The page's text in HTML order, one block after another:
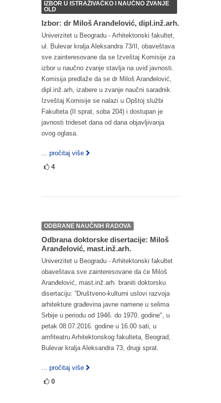
IZBOR U ISTRAŽIVAČKO I NAUČNO ZVANJE
OLD
Izbor: dr Miloš Aranđelović, dipl.inž.arh.
Univerzitet u Beogradu - Arhitektonski fakultet,
ul. Bulevar kralja Aleksandra 73/II, obaveštava
sve zainteresovane da se Izveštaj Komisije za
izbor u naučno zvanje stavlja na uvid javnosti.
Komisija predlaže da se dr Miloš Aranđelović,
dipl.inž.arh, izabere u zvanje naučni saradnik.
Izveštaj Komisije se nalazi u Opštoj službi
Fakulteta (II sprat, soba 204) i dostupan je
javnosti trideset dana od dana objavljivanja
ovog oglasa.
... pročitaj više
4
ODBRANE NAUČNIH RADOVA
Odbrana doktorske disertacije: Miloš
Aranđelović, mast.inž.arh.
Univerzitet u Beogradu - Arhitektonski fakultet
obaveštava sve zainteresovane da će Miloš
Aranđelović, mast.inž.arh. braniti doktorsku
disertaciju: ”Društveno-kulturni uslovi razvoja
arhitekture građevina javne namene u selima
Srbije u periodu od 1946. do 1970. godine", u
petak 08.07.2016. godine u 16.00 sati, u
amfiteatru Arhitektonskog fakulteta, Beograd,
Bulevar kralja Aleksandra 73, drugi sprat.
... pročitaj više
0